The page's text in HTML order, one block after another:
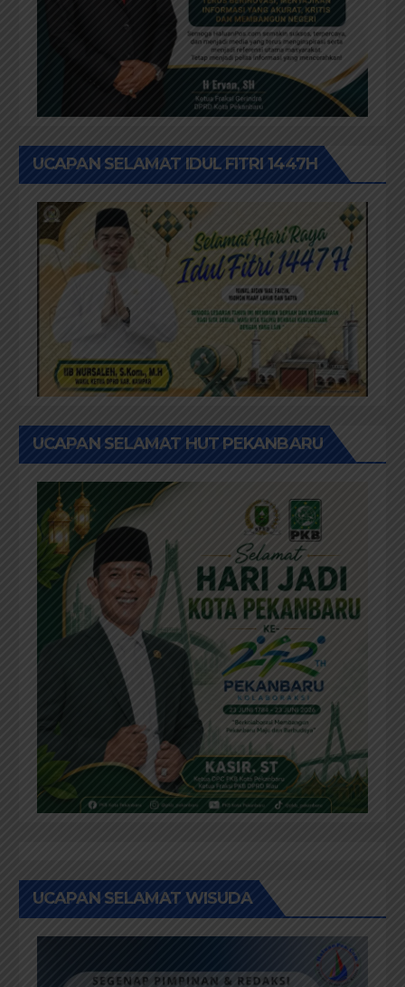
UCAPAN SELAMAT IDUL FITRI 1447H
UCAPAN SELAMAT HUT PEKANBARU
UCAPAN SELAMAT WISUDA